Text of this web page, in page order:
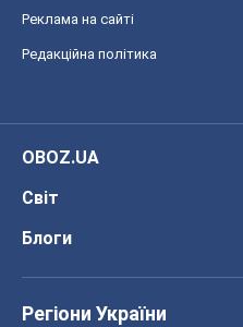
Реклама на сайті
Редакційна політика
OBOZ.UA
Світ
Блоги
Регіони України